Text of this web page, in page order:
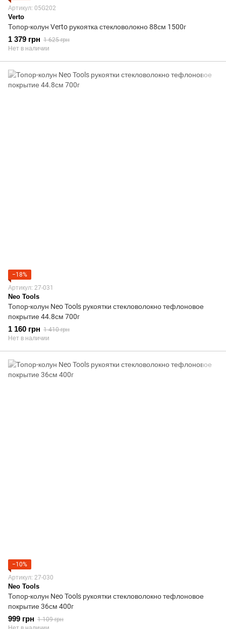
Артикул: 05G202
Verto
Топор-колун Verto рукоятка стекловолокно 88см 1500г
1 379 грн 1 625 грн
Нет в наличии
−18%
Артикул: 27-031
Neo Tools
Топор-колун Neo Tools рукоятки стекловолокно тефлоновое
покрытие 44.8см 700г
1 160 грн 1 410 грн
Нет в наличии
−10%
Артикул: 27-030
Neo Tools
Топор-колун Neo Tools рукоятки стекловолокно тефлоновое
покрытие 36см 400г
999 грн 1 109 грн